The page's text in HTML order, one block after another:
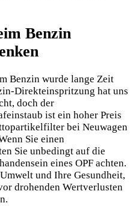
Benzin
Benzin wurde lange Zeit
Direkteinspritzung hat uns
doch der
ist ein hoher Preis
bei Neuwagen
Sie einen
Sie unbedingt auf die
eines OPF achten.
und Ihre Gesundheit,
drohenden Wertverlusten